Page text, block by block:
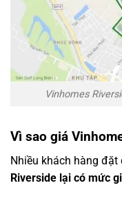
Vinhomes
Vì sao giá
Nhiều khách hàng đặt
Riverside lại có mức